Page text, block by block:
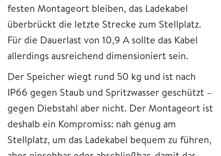
festen Montageort bleiben, das Ladekabel
überbrückt die letzte Strecke zum Stellplatz.
Für die Dauerlast von 10,9 A sollte das Kabel
allerdings ausreichend dimensioniert sein.
Der Speicher wiegt rund 50 kg und ist nach
IP66 gegen Staub und Spritzwasser geschützt –
gegen Diebstahl aber nicht. Der Montageort ist
deshalb ein Kompromiss: nah genug am
Stellplatz, um das Ladekabel bequem zu führen,